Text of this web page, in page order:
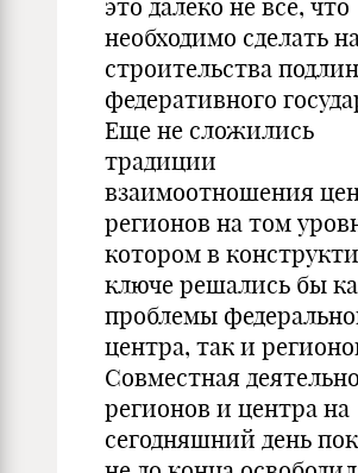
это далеко не всё, что
необходимо сделать
строительства
федеративного
Еще не сложились
традиции
взаимоотношения
регионов на том
котором в
ключе решались бы
проблемы
центра, так и
Совместная
регионов и центра на
сегодняшний день